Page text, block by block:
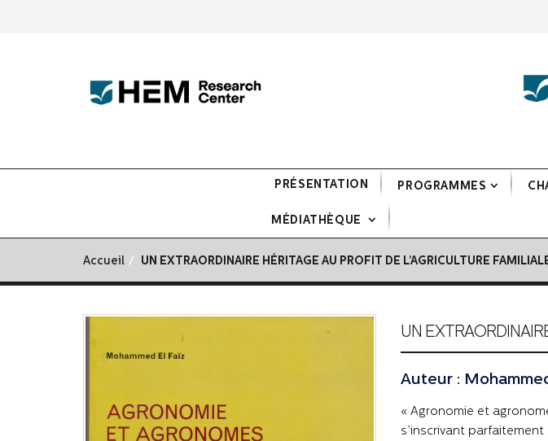
PRÉSENTATION PROGRAMMES
MÉDIATHÈQUE
Accueil UN EXTRAORDINAIRE HÉRITAGE AU PROFIT DE L’AGRICULTURE
UN
Auteur :
« Agronomie et
s’inscrivant